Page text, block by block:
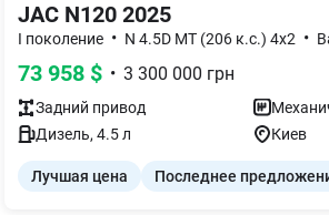
JAC N120 2025
I поколение • N 4.5D MT (206 к.с.) 4x2 •
73 958 $ • 3 300 000 грн
Задний привод
Дизель, 4.5л Киев
Лучшая цена Последнее